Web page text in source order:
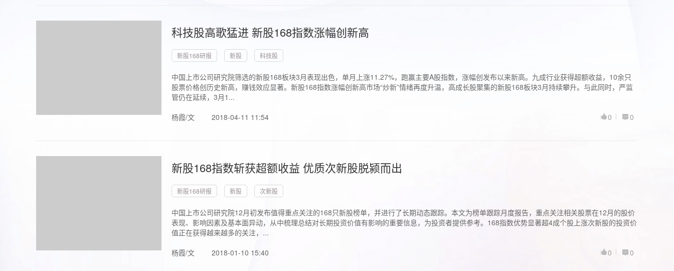
科技股高歌猛进 新股168指数涨幅创新高
新股168研报 新股 科技股
中国上市公司研究院筛选的新股168板块3月表现出色，单月上涨11.27%，跑赢主要A股指数，涨幅创发布以来新高。九成行业获得超额收益，10余只
股票价格创历史新高，赚钱效应显著。新股168指数涨幅创新高市场“炒新”情绪再度升温，高成长股聚集的新股168板块3月持续攀升。与此同时，严监
管仍在延续，3月1...
杨霞/文
2018-04-11 11:54 0
0
新股168指数斩获超额收益 优质次新股脱颍而出
新股168研报 新股 次新股
中国上市公司研究院12月初发布值得重点关注的168只新股榜单，并进行了长期动态跟踪。本文为榜单跟踪月度报告，重点关注相关股票在12月的股价
表现、影响因素及基本面异动，从中梳理总结对长期投资价值有影响的重要信息，为投资者提供参考。168指数优势显著超4成个股上涨次新股的投资价
值正在获得越来越多的关注，...
杨霞/文
2018-01-10 15:40 0
0